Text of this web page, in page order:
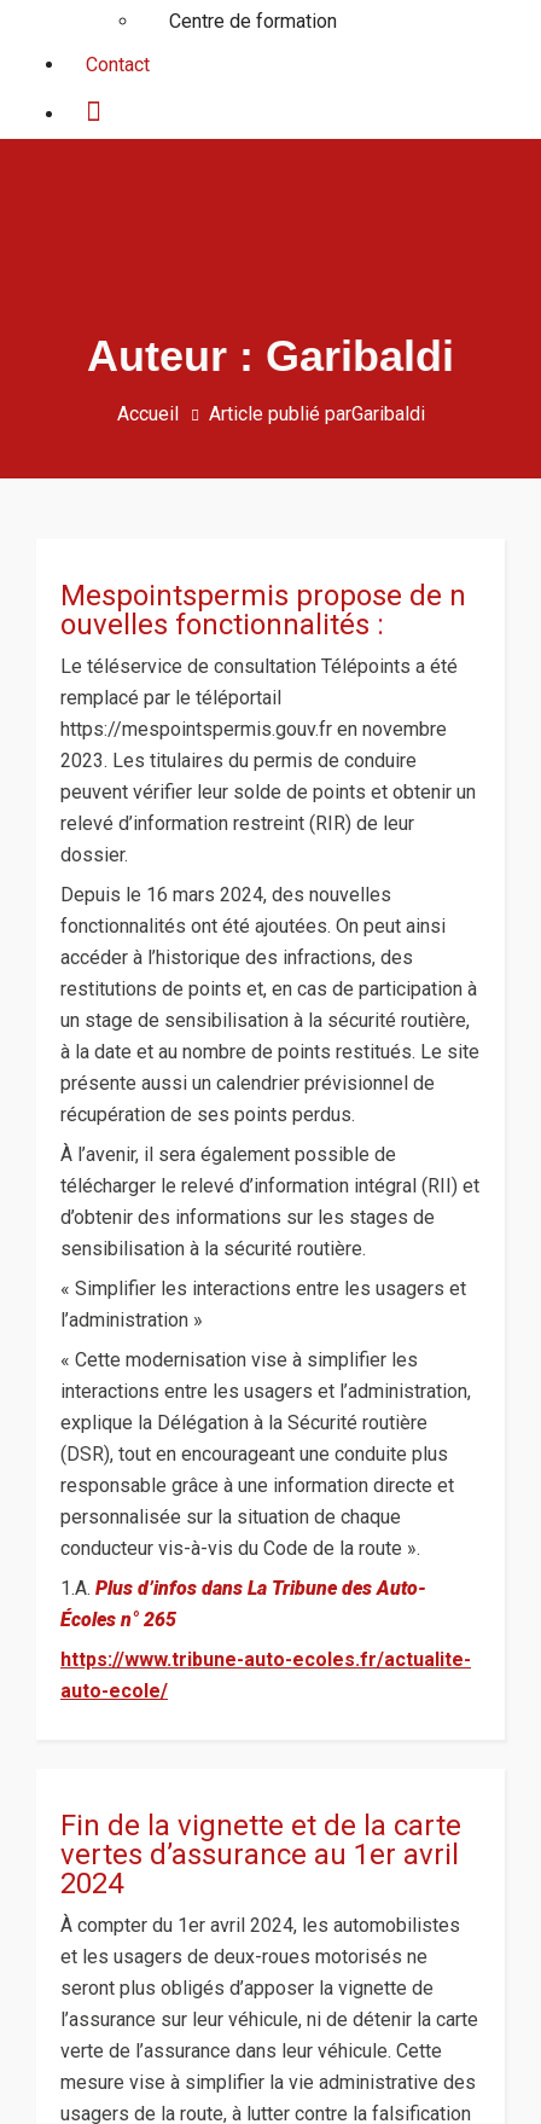
Centre de formation
Contact
Auteur : Garibaldi
Accueil Article publié parGaribaldi
Mespointspermis propose de n
ouvelles fonctionnalités :
Le téléservice de consultation Télépoints a été
remplacé par le téléportail
https://mespointspermis.gouv.fr en novembre
2023. Les titulaires du permis de conduire
peuvent vérifier leur solde de points et obtenir un
relevé d’information restreint (RIR) de leur
dossier.
Depuis le 16 mars 2024, des nouvelles
fonctionnalités ont été ajoutées. On peut ainsi
accéder à l’historique des infractions, des
restitutions de points et, en cas de participation à
un stage de sensibilisation à la sécurité routière,
à la date et au nombre de points restitués. Le site
présente aussi un calendrier prévisionnel de
récupération de ses points perdus.
À l’avenir, il sera également possible de
télécharger le relevé d’information intégral (RII) et
d’obtenir des informations sur les stages de
sensibilisation à la sécurité routière.
« Simplifier les interactions entre les usagers et
l’administration »
« Cette modernisation vise à simplifier les
interactions entre les usagers et l’administration,
explique la Délégation à la Sécurité routière
(DSR), tout en encourageant une conduite plus
responsable grâce à une information directe et
personnalisée sur la situation de chaque
conducteur vis-à-vis du Code de la route ».
1.A. Plus d’infos dans La Tribune des Auto-
Écoles n° 265
https://www.tribune-auto-ecoles.fr/actualite-
auto-ecole/
Fin de la vignette et de la carte
vertes d’assurance au 1er avril
2024
À compter du 1er avril 2024, les automobilistes
et les usagers de deux-roues motorisés ne
seront plus obligés d’apposer la vignette de
l’assurance sur leur véhicule, ni de détenir la carte
verte de l’assurance dans leur véhicule. Cette
mesure vise à simplifier la vie administrative des
usagers de la route, à lutter contre la falsification